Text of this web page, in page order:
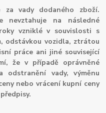
za vady dodaného zboží.
nevztahuje na následné
vzniklé v souvislosti s
odstávkou vozidla, ztrátou
práce ani jiné související
že v případě oprávněné
odstranění vady, výměnu
nebo vrácení kupní ceny